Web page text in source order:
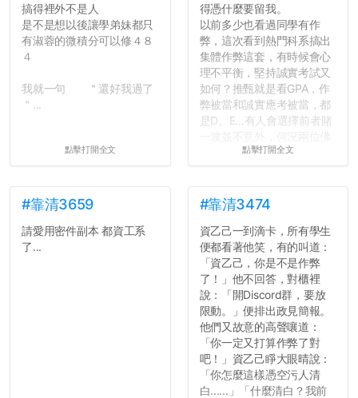
搞得裡外不是人
是不是想以後讓學弟妹都只
有淑蓉的微積分可以修４８
４
我就一句 ＂還好我過了
＂...
點擊打開全文
得憑什麼要留我。
以前多少也看過同學有作
弊，這次看到熱門科系搞出
集體作弊這套，有時候會心
理不平衡，堅持誠實考試又
如何？推甄就是看GPA，作
弊被當和誠實應考被當，都
是D、E...有人會選擇前者賭
心教授看起來要輕輕放下
長作弊的風氣。
反正老人我明天就要搬離新
竹，之後如何發展與我無
關，就當最後一天發個牢騷
吧XD，祝學弟妹們修課順利
~~...
點擊打開全文
#靠清3659
請愛用密件副本 都資工系
了...
#靠清3474
資乙己一到滴卡，所有學生
便都看著他笑，有的叫道：
「資乙己，你是不是作弊
了！」他不回答，對櫃裡
說：「開Discord群，要放
限動。」便排出政見簡報。
他們又故意的高聲嚷道：
「你一定又打算作弊了對
吧！」資乙己睜大眼晴說：
「你怎麼這樣憑空污人清
白......」「什麼清白？我前